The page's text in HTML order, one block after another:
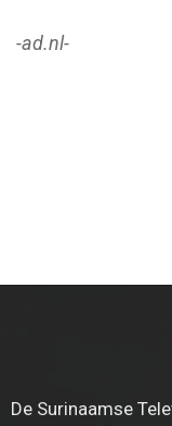
-ad.nl-
De Surinaamse